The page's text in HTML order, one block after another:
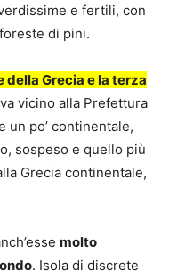
e fertili, con
di pini.
della Grecia e la terza
vicino alla Prefettura
un po’ continentale,
sospeso e quello più
Grecia continentale,
molto
. Isola di discrete